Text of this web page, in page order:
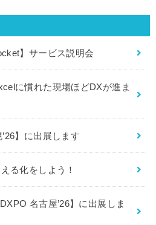
】サービス説明会
に慣れた現場ほどDXが進ま
】に出展します
る化をしよう！
名古屋’26】に出展しま